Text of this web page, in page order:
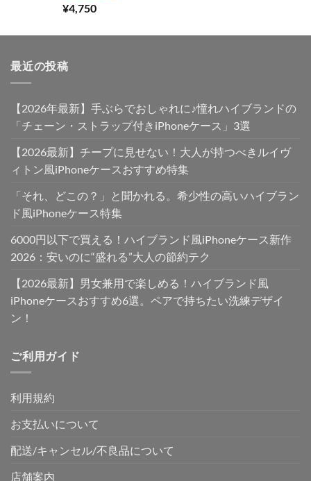
5段階中
5.00
¥4,750
最近の投稿
【2026年最新】手ぶらでおしゃれに♪憧れハイブランドの
「チェーン・ストラップ付きiPhoneケース」3選
【2026最新】チープに見せない！大人が持つべきルイヴ
ィトン風iPhoneケースおすすめ特集
「それ、どこの？」と聞かれる。希少性の高いハイブラン
ド風iPhoneケース特集
6000円以下で買える！ハイブランド風iPhoneケース新作
2026：安いのに“盛れる”大人の節約テク
【2026最新】男女兼用で楽しめる！ハイブランド風
iPhoneケースおすすめ6選。ペアで持ちたい洗練デザイ
ン！
ご利用ガイド
利用規約
お支払いについて
配送/キャンセル/不良品について
店舗案内